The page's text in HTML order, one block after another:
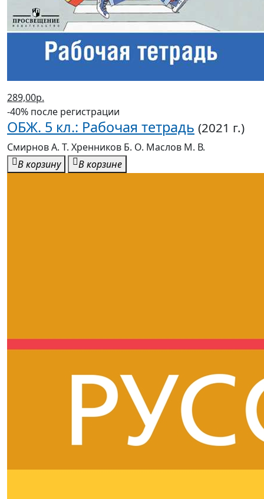
289,00р.
-40% после регистрации
ОБЖ. 5 кл.: Рабочая тетрадь (2021 г.)
Смирнов А. Т. Хренников Б. О. Маслов М. В.
В корзину
В корзине